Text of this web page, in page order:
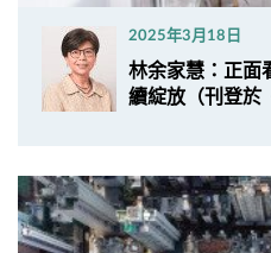
2025年3月18日
林余家慧：正面
續綻放（刊登於